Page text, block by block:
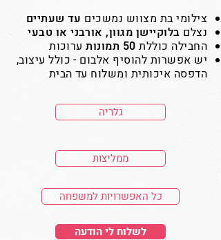
צילומי בת מצווש נמשכים עד שעתיים
נצלם בלוקיישן מגוון, אורבני או טבעי
החבילה כוללת 50 תמונות
ערוכות
יש אפשרות להוסיף אלבום - כולל עיצוב,
הדפסה איכותית ומשלוח עד הבית
גלריה
ממליצות
כל האפשרויות למשפחה
לשלוח לי הודעה